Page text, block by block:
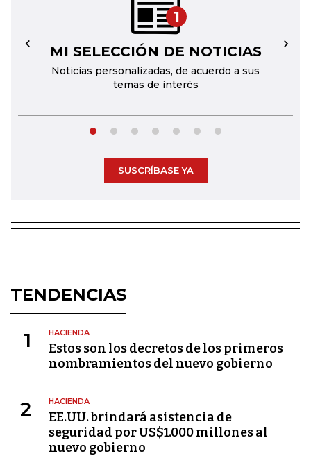
1
MI SELECCIÓN DE NOTICIAS
Noticias personalizadas, de acuerdo a sus
temas de interés
← →
SUSCRÍBASE YA
TENDENCIAS
1 HACIENDA
Estos son los decretos de los primeros
nombramientos del nuevo gobierno
2 HACIENDA
EE.UU. brindará asistencia de
seguridad por US$1.000 millones al
nuevo gobierno